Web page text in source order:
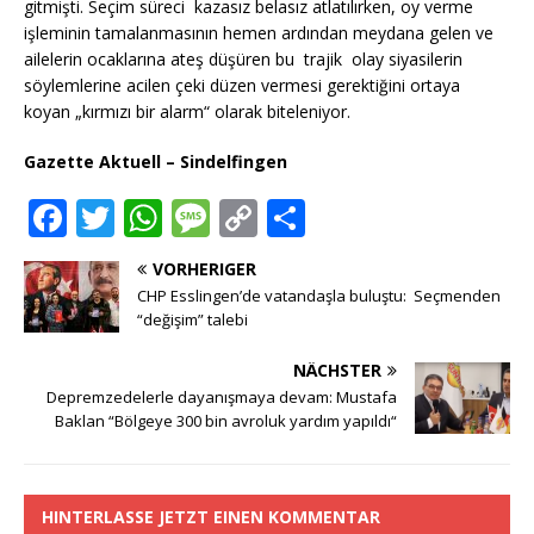
gitmişti. Seçim süreci kazasız belasız atlatılırken, oy verme
işleminin tamalanmasının hemen ardından meydana gelen ve
ailelerin ocaklarına ateş düşüren bu trajik olay siyasilerin
söylemlerine acilen çeki düzen vermesi gerektiğini ortaya
koyan „kırmızı bir alarm“ olarak biteleniyor.
Gazette Aktuell – Sindelfingen
F
a
c
e
o
k
T
w
it
te
W
h
at
s
p
M
e
ss
a
e
C
p
n
le
VORHERIGER
CHP Esslingen’de vatandaşla buluştu: Seçmenden
“değişim” talebi
NÄCHSTER
Depremzedelerle dayanışmaya devam: Mustafa
Baklan “Bölgeye 300 bin avroluk yardım yapıldı“
HINTERLASSE JETZT EINEN KOMMENTAR